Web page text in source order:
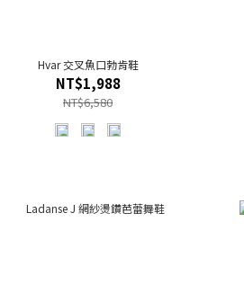
Hvar 交叉魚口勃肯鞋
NT$1,988
NT$6,580